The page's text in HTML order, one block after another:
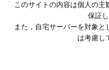
このサイトの内容は個人の
保証し
また，自宅サーバーを対象
は考慮し